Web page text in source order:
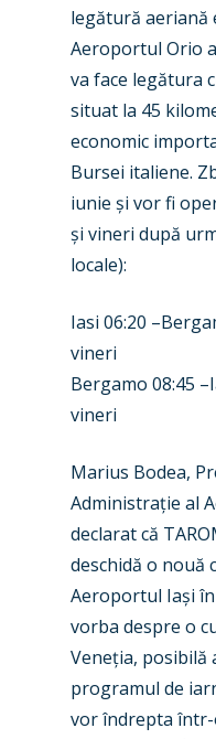
legătură aeriană
Aeroportul Orio
va face legătura
situat la 45
economic
Bursei italiene.
iunie și vor fi
și vineri după
locale):
Iasi 06:20
vineri
Bergamo 08:45
vineri
Marius Bodea,
Administrație al
declarat că
deschidă o nouă
Aeroportul Iași în
vorba despre o
Veneția, posibilă
programul de
vor îndrepta într-